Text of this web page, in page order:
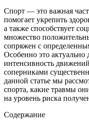
Спорт — это важная
помогает укрепить
а также способствует
множество
сопряжен с
Особенно это актуально
интенсивность
соперниками
данной статье мы
спорта, какие травмы
на уровень риска
Содержание